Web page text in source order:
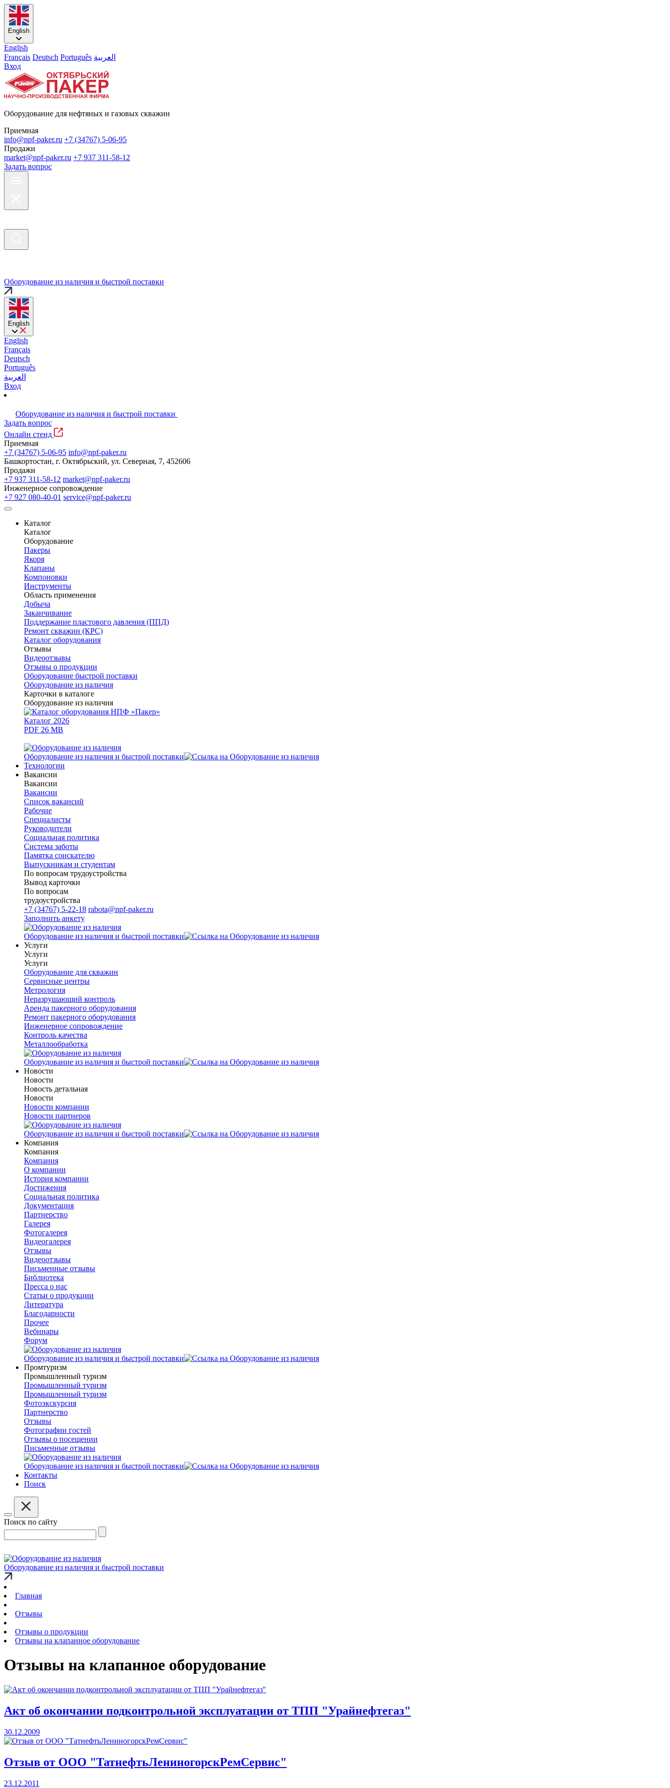
English
English
Français Deutsch Português العربية
Вход
Оборудование для нефтяных и газовых скважин
Приемная
info@npf-paker.ru +7 (34767) 5-06-95
Продажи
market@npf-paker.ru +7 937 311-58-12
Задать вопрос
Оборудование из наличия и быстрой поставки
English
English
Français
Deutsch
Português
العربية
Вход
Оборудование из наличия и быстрой поставки
Задать вопрос
Онлайн стенд
Приемная
+7 (34767) 5-06-95 info@npf-paker.ru
Башкортостан, г. Октябрьский, ул. Северная, 7, 452606
Продажи
+7 937 311-58-12 market@npf-paker.ru
Инженерное сопровождение
+7 927 080-40-01 service@npf-paker.ru
Каталог
Каталог
Оборудование
Пакеры
Якоря
Клапаны
Компоновки
Инструменты
Область применения
Добыча
Заканчивание
Поддержание пластового давления (ППД)
Ремонт скважин (КРС)
Каталог оборудования
Отзывы
Видеоотзывы
Отзывы о продукции
Оборудование быстрой поставки
Оборудование из наличия
Карточки в каталоге
Оборудование из наличия
Каталог 2026
PDF 26 MB
Оборудование из наличия и быстрой поставки
Технологии
Вакансии
Вакансии
Вакансии
Список вакансий
Рабочие
Специалисты
Руководители
Cоциальная политика
Система заботы
Памятка соискателю
Выпускникам и студентам
По вопросам трудоустройства
Вывод карточки
По вопросам
трудоустройства
+7 (34767) 5-22-18 rabota@npf-paker.ru
Заполнить анкету
Оборудование из наличия и быстрой поставки
Услуги
Услуги
Услуги
Оборудование для скважин
Сервисные центры
Метрология
Неразрушающий контроль
Аренда пакерного оборудования
Ремонт пакерного оборудования
Инженерное сопровождение
Контроль качества
Металлообработка
Оборудование из наличия и быстрой поставки
Новости
Новости
Новость детальная
Новости
Новости компании
Новости партнеров
Оборудование из наличия и быстрой поставки
Компания
Компания
Компания
О компании
История компании
Достижения
Социальная политика
Документация
Партнерство
Галерея
Фотогалерея
Видеогалерея
Отзывы
Видеоотзывы
Письменные отзывы
Библиотека
Пресса о нас
Статьи о продукции
Литература
Благодарности
Прочее
Вебинары
Форум
Оборудование из наличия и быстрой поставки
Промтуризм
Промышленный туризм
Промышленный туризм
Промышленный туризм
Фотоэкскурсия
Партнерство
Отзывы
Фотографии гостей
Отзывы о посещении
Письменные отзывы
Оборудование из наличия и быстрой поставки
Контакты
Поиск
Поиск по сайту
Оборудование из наличия и быстрой поставки
Главная
Отзывы
Отзывы о продукции
Отзывы на клапанное оборудование
Отзывы на клапанное оборудование
Акт об окончании подконтрольной эксплуатации от ТПП "Урайнефтегаз"
30.12.2009
Отзыв от ООО "ТатнефтьЛениногорскРемСервис"
23.12.2011